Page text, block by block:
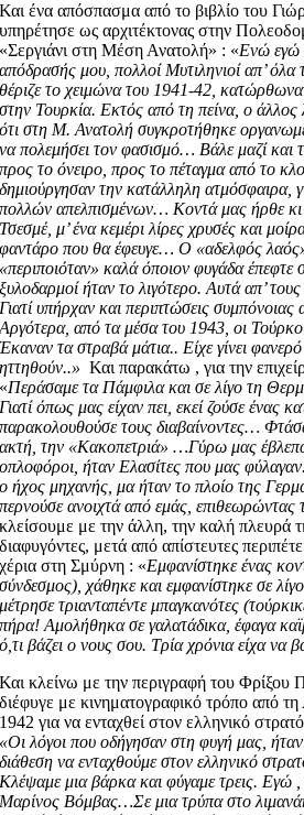
Και ένα απόσπασμα από το βιβλίο του
υπηρέτησε ως αρχιτέκτονας στην
«Σεργιάνι στη Μέση Ανατολή» : «Ενώ εγώ
απόδρασής μου, πολλοί Μυτιληνιοί απ’
θέριζε το χειμώνα του 1941-42,
στην Τουρκία. Εκτός από τη πείνα, ο
ότι στη Μ. Ανατολή συγκροτήθηκε
να πολεμήσει τον φασισμό… Βάλε μαζί και
προς το όνειρο, προς το πέταγμα από το
δημιούργησαν την κατάλληλη ατμόσφαιρα,
πολλών απελπισμένων… Κοντά μας ήρθε
Τσεσμέ, μ’ ένα κεμέρι λίρες χρυσές και
φαντάρο που θα έφευγε… Ο «αδελφός
«περιποιόταν» καλά όποιον φυγάδα έπεφτε
ξυλοδαρμοί ήταν το λιγότερο. Αυτά απ’
Γιατί υπήρχαν και περιπτώσεις
Αργότερα, από τα μέσα του 1943, οι Τούρκοι
Έκαναν τα στραβά μάτια.. Είχε γίνει
ηττηθούν..» Και παρακάτω , για την
«Περάσαμε τα Πάμφιλα και σε λίγο τη
Γιατί όπως μας είχαν πει, εκεί ζούσε ένας
παρακολουθούσε τους διαβαίνοντες…
ακτή, την «Κακοπετριά» …Γύρω μας έβλεπα
οπλοφόροι, ήταν Ελασίτες που μας
ο ήχος μηχανής, μα ήταν το πλοίο της
περνούσε ανοιχτά από εμάς, επιθεωρώντας
κλείσουμε με την άλλη, την καλή πλευρά
διαφυγόντες, μετά από απίστευτες
χέρια στη Σμύρνη : «Εμφανίστηκε ένας
σύνδεσμος), χάθηκε και εμφανίστηκε σε
μέτρησε τριανταπέντε μπαγκανότες
πήρα! Αμολήθηκα σε γαλατάδικα, έφαγα
ό,τι βάζει ο νους σου. Τρία χρόνια είχα
Και κλείνω με την περιγραφή του Φρίξου
διέφυγε με κινηματογραφικό τρόπο από
1942 για να ενταχθεί στον ελληνικό
«Οι λόγοι που οδήγησαν στη φυγή μας,
διάθεση να ενταχθούμε στον ελληνικό
Κλέψαμε μια βάρκα και φύγαμε τρεις. Εγώ
Μαρίνος Βόμβας…Σε μια τρύπα στο